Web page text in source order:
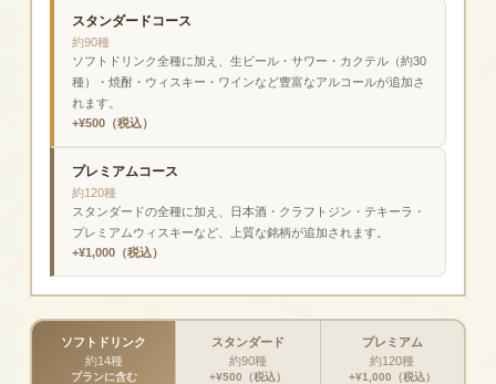
スタンダードコース
約90種
ソフトドリンク全種に加え、生ビール・サワー・カクテル（約30
種）・焼酎・ウィスキー・ワインなど豊富なアルコールが追加さ
れます。
+¥500（税込）
プレミアムコース
約120種
スタンダードの全種に加え、日本酒・クラフトジン・テキーラ・
プレミアムウィスキーなど、上質な銘柄が追加されます。
+¥1,000（税込）
ソフトドリンク
約14種
プランに含む
スタンダード
約90種
+¥500（税込）
プレミアム
約120種
+¥1,000（税込）